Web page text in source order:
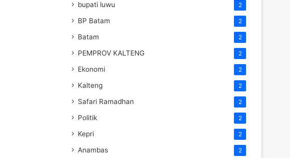
bupati luwu 2
BP Batam 2
Batam 2
PEMPROV KALTENG 2
Ekonomi 2
Kalteng 2
Safari Ramadhan 2
Politik 2
Kepri 2
Anambas 2